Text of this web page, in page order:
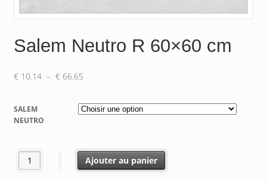
Salem Neutro R 60×60 cm
€10.14 – €66.65Plage
prix :
€ 10.14
SALEM
NEUTRO
quantité de Salem Neutro R 60x60 cm
Ajouter au panier